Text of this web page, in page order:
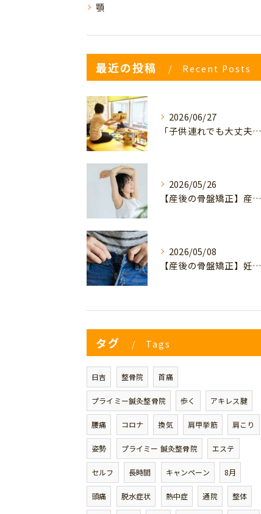
顎
最近の投稿 Recent Posts
2026/06/27
「子供連れでも大丈夫？」産後の腰痛・体型崩れに悩むママが、プライミー鍼灸整骨院を選ぶ3つの理由
2026/05/26
【産後の骨盤矯正】産後の原因不明なイライラ・疲れやすさは骨盤のせい？心と体を軽くするヒント
2026/05/08
【産後の骨盤矯正】妊娠前のデニムが履けない…
タグ Tags
日吉 整骨院 首痛
プライミー鍼灸整骨院 歩く アキレス腱
腰痛 コロナ 換気 肩甲挙筋 肩こり
姿勢 プライミー 鍼灸整骨院 エステ
セルフ 長時間 キャンペーン 8月
頭痛 脱水症状 熱中症 通院 整体